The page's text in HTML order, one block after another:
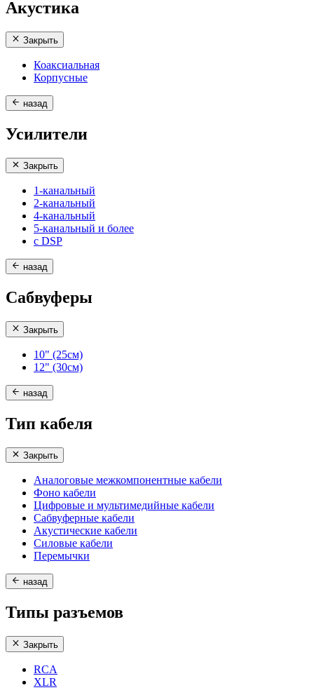
Акустика
Закрыть
Коаксиальная
Корпусные
назад
Усилители
Закрыть
1-канальный
2-канальный
4-канальный
5-канальный и более
с DSP
назад
Сабвуферы
Закрыть
10" (25см)
12" (30см)
назад
Тип кабеля
Закрыть
Аналоговые межкомпонентные кабели
Фоно кабели
Цифровые и мультимедийные кабели
Сабвуферные кабели
Акустические кабели
Силовые кабели
Перемычки
назад
Типы разъемов
Закрыть
RCA
XLR